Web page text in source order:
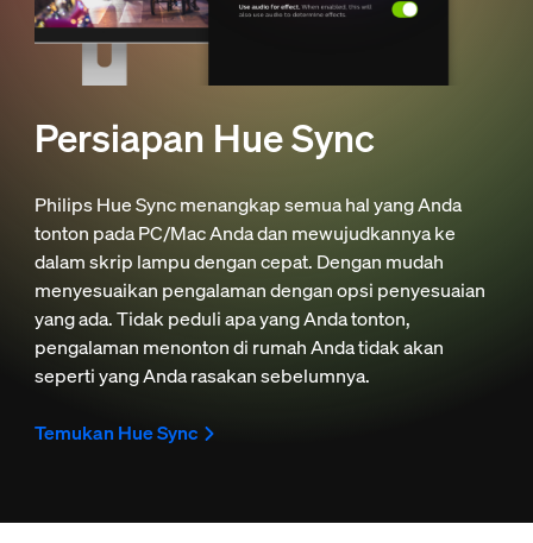
Persiapan Hue Sync
Philips Hue Sync menangkap semua hal yang Anda
tonton pada PC/Mac Anda dan mewujudkannya ke
dalam skrip lampu dengan cepat. Dengan mudah
menyesuaikan pengalaman dengan opsi penyesuaian
yang ada. Tidak peduli apa yang Anda tonton,
pengalaman menonton di rumah Anda tidak akan
seperti yang Anda rasakan sebelumnya.
Temukan Hue Sync